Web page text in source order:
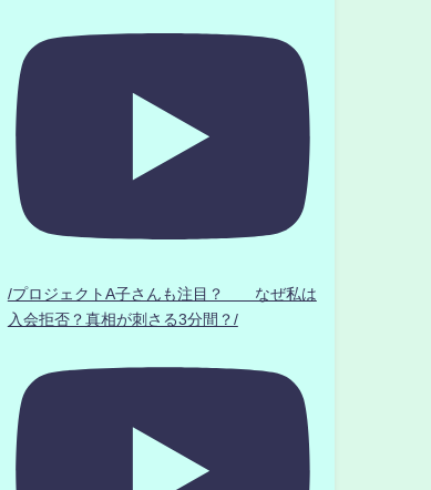
/プロジェクトA子さんも注目？ なぜ私は
入会拒否？真相が刺さる3分間？/